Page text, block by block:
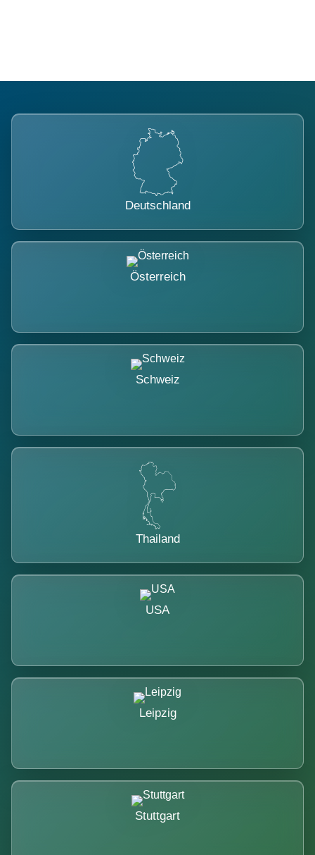
Deutschland
Österreich
Schweiz
Thailand
USA
Leipzig
Stuttgart